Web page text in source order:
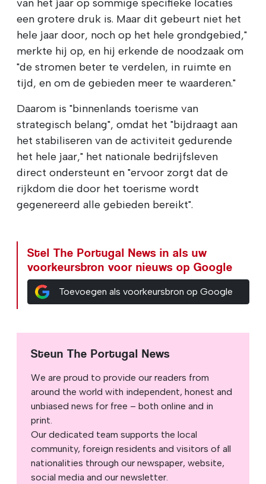
van het jaar op sommige specifieke locaties
een grotere druk is. Maar dit gebeurt niet het
hele jaar door, noch op het hele grondgebied,"
merkte hij op, en hij erkende de noodzaak om
"de stromen beter te verdelen, in ruimte en
tijd, en om de gebieden meer te waarderen."
Daarom is "binnenlands toerisme van
strategisch belang", omdat het "bijdraagt aan
het stabiliseren van de activiteit gedurende
het hele jaar," het nationale bedrijfsleven
direct ondersteunt en "ervoor zorgt dat de
rijkdom die door het toerisme wordt
gegenereerd alle gebieden bereikt".
Stel The Portugal News in als uw
voorkeursbron voor nieuws op Google
Toevoegen als voorkeursbron op Google
Steun The Portugal News
We are proud to provide our readers from
around the world with independent, honest and
unbiased news for free – both online and in
print.
Our dedicated team supports the local
community, foreign residents and visitors of all
nationalities through our newspaper, website,
social media and our newsletter.